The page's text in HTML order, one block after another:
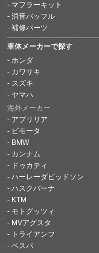
マフラーキット
消音バッフル
補修パーツ
車体メーカーで探す
ホンダ
カワサキ
スズキ
ヤマハ
海外メーカー
アプリリア
ビモータ
BMW
カンナム
ドゥカティ
ハーレーダビッドソン
ハスクバーナ
KTM
モトグッツィ
MVアグスタ
トライアンフ
ベスパ